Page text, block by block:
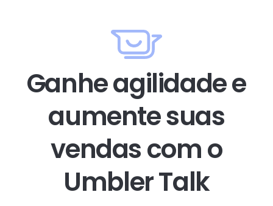
Ganhe agilidade e
aumente suas
vendas com o
Umbler Talk